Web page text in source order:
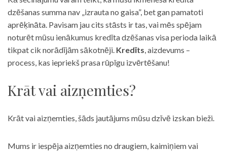
dzēšanas summa nav „izrauta no gaisa”, bet gan pamatoti
aprēķināta. Pavisam jau cits stāsts ir tas, vai mēs spējam
noturēt mūsu ienākumus kredīta dzēšanas visa perioda laikā
tikpat cik norādījām sākotnēji. Kredīts, aizdevums –
process, kas iepriekš prasa rūpīgu izvērtēšanu!
Krāt vai aizņemties?
Krāt vai aizņemties, šāds jautājums mūsu dzīvē izskan bieži.
Mums ir iespēja aizņemties no draugiem, kaimiņiem vai